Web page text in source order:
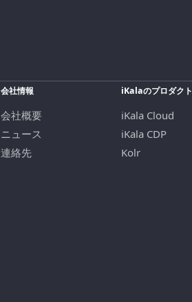
会社情報
会社概要
ニュース
連絡先
iKalaのプロダクト
iKala Cloud
iKala CDP
Kolr